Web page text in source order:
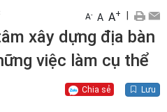
A- A A+
xây dựng địa bàn
việc làm cụ thể
Chia sẻ Lưu